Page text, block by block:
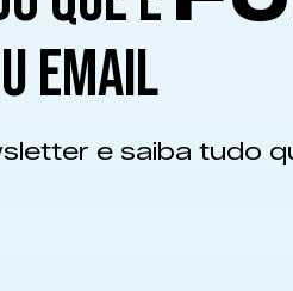
EMAIL
e saiba tudo